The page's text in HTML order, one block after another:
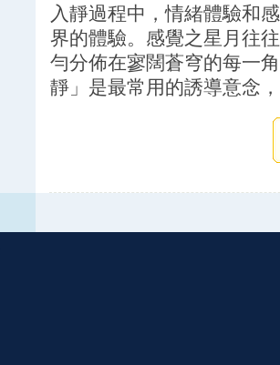
入靜過程中，情緒體驗和
界的體驗。感覺之星月往
勻分佈在寥闊蒼穹的每一
靜」是最常用的誘導意念